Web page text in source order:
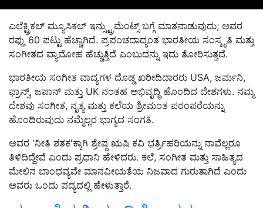
ಎಲೆಕ್ಟ್ರಿಕಲ್ ಮ್ಯೂಸಿಕಲ್ ಇನ್ಸ್ಟ್ರುಮೆಂಟ್ಸ್ ಬಗ್ಗೆ ಮಾತನಾಡುವುದು; ಅವರ
ರಫ್ತು 60 ಪಟ್ಟು ಹೆಚ್ಚಾಗಿದೆ. ಪ್ರಪಂಚದಾದ್ಯಂತ ಭಾರತೀಯ ಸಂಸ್ಕೃತಿ ಮತ್ತು
ಸಂಗೀತದ ವ್ಯಾಮೋಹ ಹೆಚ್ಚುತ್ತಿದೆ ಎಂಬುದನ್ನು ಇದು ತೋರಿಸುತ್ತದೆ.
ಭಾರತೀಯ ಸಂಗೀತ ವಾದ್ಯಗಳ ದೊಡ್ಡ ಖರೀದಿದಾರರು USA, ಜರ್ಮನಿ,
ಫ್ರಾನ್ಸ್, ಜಪಾನ್ ಮತ್ತು UK ನಂತಹ ಅಭಿವೃದ್ಧಿ ಹೊಂದಿದ ದೇಶಗಳು. ನಮ್ಮ
ದೇಶವು ಸಂಗೀತ, ನೃತ್ಯ ಮತ್ತು ಕಲೆಯ ಶ್ರೀಮಂತ ಪರಂಪರೆಯನ್ನು
ಹೊಂದಿರುವುದು ನಮ್ಮೆಲ್ಲರ ಭಾಗ್ಯದ ಸಂಗತಿ.
ಅವರ 'ನೀತಿ ಶತಕ'ಕ್ಕಾಗಿ ಶ್ರೇಷ್ಠ ಋಷಿ ಕವಿ ಭರ್ತ್ರಿಹರಿಯನ್ನು ನಾವೆಲ್ಲರೂ
ತಿಳಿದಿದ್ದೇವೆ ಎಂದು ಪ್ರಧಾನಿ ಹೇಳಿದರು. ಕಲೆ, ಸಂಗೀತ ಮತ್ತು ಸಾಹಿತ್ಯದ
ಮೇಲಿನ ಬಾಂಧವ್ಯವೇ ಮಾನವೀಯತೆಯ ನಿಜವಾದ ಗುರುತಾಗಿದೆ ಎಂದು
ಅವರು ಒಂದು ಪದ್ಯದಲ್ಲಿ ಹೇಳುತ್ತಾರೆ.